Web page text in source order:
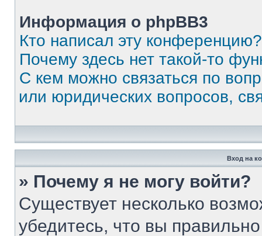
Информация о phpBB3
Кто написал эту конференцию?
Почему здесь нет такой-то
С кем можно связаться по
или юридических вопросов,
Вход на
» Почему я не могу войти?
Существует несколько
убедитесь, что вы